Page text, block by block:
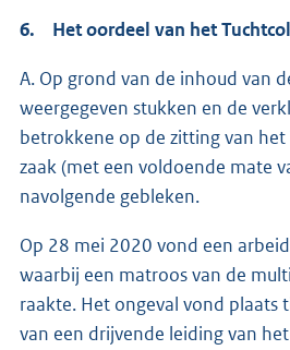
6. Het oordeel van het
A. Op grond van de inhoud van
weergegeven stukken en de
betrokkene op de zitting van het
zaak (met een voldoende mate
navolgende gebleken.
Op 28 mei 2020 vond een
waarbij een matroos van de
raakte. Het ongeval vond plaats
van een drijvende leiding van